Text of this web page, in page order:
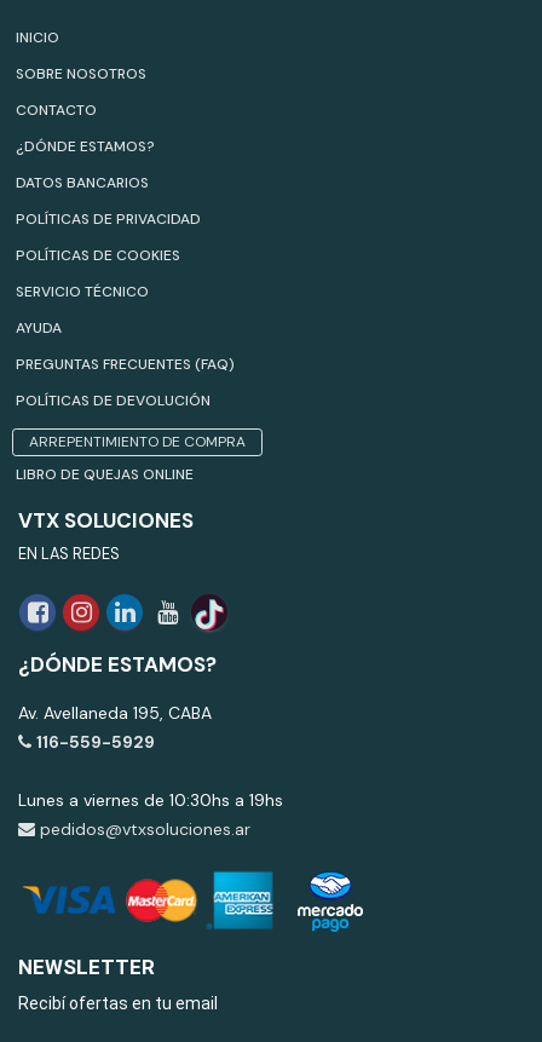
INICIO
SOBRE NOSOTROS
CONTACTO
¿DÓNDE ESTAMOS?
DATOS BANCARIOS
POLÍTICAS DE PRIVACIDAD
POLÍTICAS DE COOKIES
SERVICIO TÉCNICO
AYUDA
PREGUNTAS FRECUENTES (FAQ)
POLÍTICAS DE DEVOLUCIÓN
ARREPENTIMIENTO DE COMPRA
LIBRO DE QUEJAS ONLINE
VTX SOLUCIONES
EN LAS REDES
¿DÓNDE ESTAMOS?
Av. Avellaneda 195, CABA
116-559-5929
Lunes a viernes de 10:30hs a 19hs
pedidos@vtxsoluciones.ar
NEWSLETTER
Recibí ofertas en tu email